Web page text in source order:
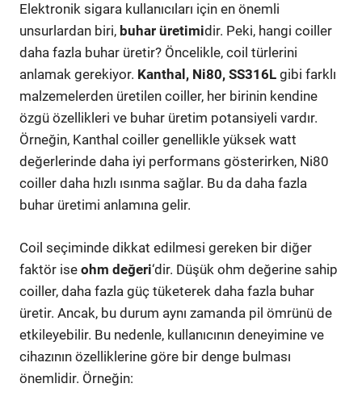
Elektronik sigara kullanıcıları için en önemli
unsurlardan biri, buhar üretimidir. Peki, hangi coiller
daha fazla buhar üretir? Öncelikle, coil türlerini
anlamak gerekiyor. Kanthal, Ni80, SS316L gibi farklı
malzemelerden üretilen coiller, her birinin kendine
özgü özellikleri ve buhar üretim potansiyeli vardır.
Örneğin, Kanthal coiller genellikle yüksek watt
değerlerinde daha iyi performans gösterirken, Ni80
coiller daha hızlı ısınma sağlar. Bu da daha fazla
buhar üretimi anlamına gelir.
Coil seçiminde dikkat edilmesi gereken bir diğer
faktör ise ohm değeri‘dir. Düşük ohm değerine sahip
coiller, daha fazla güç tüketerek daha fazla buhar
üretir. Ancak, bu durum aynı zamanda pil ömrünü de
etkileyebilir. Bu nedenle, kullanıcının deneyimine ve
cihazının özelliklerine göre bir denge bulması
önemlidir. Örneğin: